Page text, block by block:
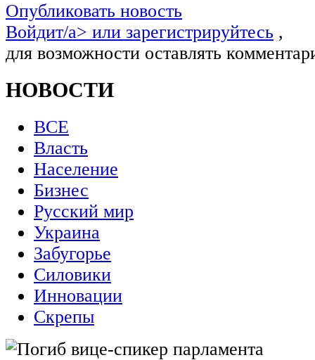
Опубликовать новость
Войдит/a> или зарегистрируйтесь ,
для возможности оставлять
НОВОСТИ
ВСЕ
Власть
Население
Бизнес
Русский мир
Украина
Забугорье
Силовики
Инновации
Скрепы